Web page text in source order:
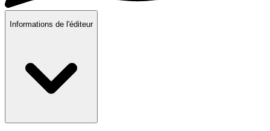
Informations de l'éditeur